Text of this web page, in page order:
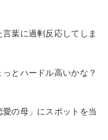
葉に過剰反応してしま
とハードル高いかな？
の母」にスポットを当